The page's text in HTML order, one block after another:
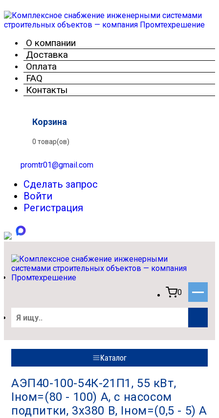
О компании
Доставка
Оплата
FAQ
Контакты
Корзина
0 товар(ов)
promtr01@gmail.com
Сделать запрос
Войти
Регистрация
0
Каталог
АЭП40-100-54К-21П1, 55 кВт,
Iном=(80 - 100) А, с насосом
подпитки, 3х380 В, Iном=(0,5 - 5) А